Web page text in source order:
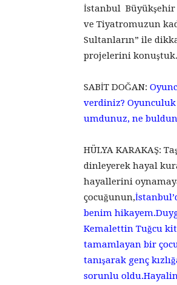
İstanbul Büyükşehir
ve Tiyatromuzun
Sultanların” ile
projelerini konuştuk.
SABİT DOĞAN:
verdiniz?
umdunuz, ne
HÜLYA KARAKAŞ:
dinleyerek hayal
hayallerini
çocuğunun,
benim
Kemalettin Tuğcu
tamamlayan bir
tanışarak genç
sorunlu